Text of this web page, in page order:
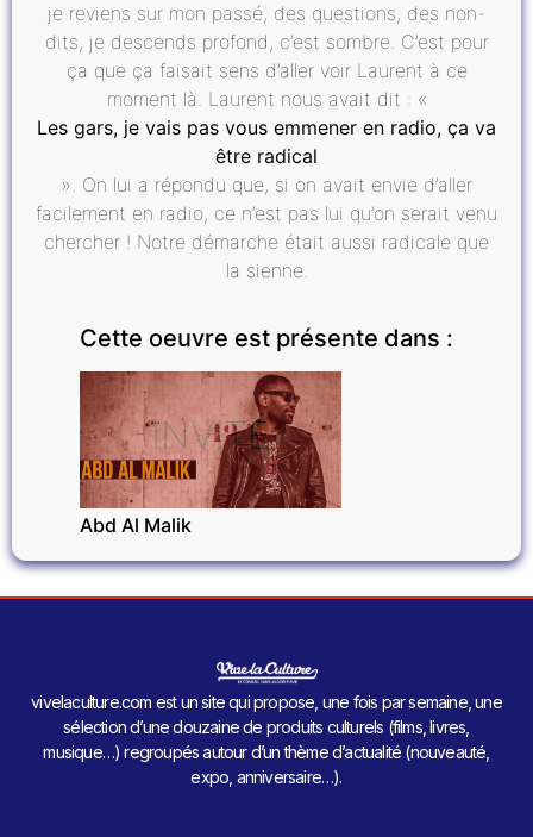
je reviens sur mon passé, des questions, des non-
dits, je descends profond, c’est sombre. C’est pour
ça que ça faisait sens d’aller voir Laurent à ce
moment là. Laurent nous avait dit : «
Les gars, je vais pas vous emmener en radio, ça va
être radical
». On lui a répondu que, si on avait envie d’aller
facilement en radio, ce n’est pas lui qu’on serait venu
chercher ! Notre démarche était aussi radicale que
la sienne.
Cette oeuvre est présente dans :
INVITÉ
Abd Al Malik
vivelaculture.com est un site qui propose, une fois par semaine, une
sélection d’une douzaine de produits culturels (films, livres,
musique…) regroupés autour d’un thème d’actualité (nouveauté,
expo, anniversaire…).